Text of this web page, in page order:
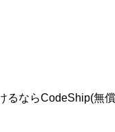
るならCodeShip(無